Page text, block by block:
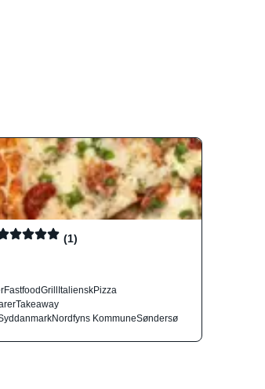
(1)
FastfoodGrillItalienskPizza
Takeaway
Nordfyns KommuneSøndersø